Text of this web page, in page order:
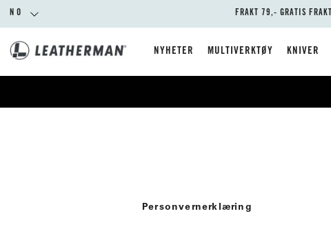
NO FRAKT 79,- GRATIS
NYHETER MULTIVERKTØY KNIVER
Personvernerklæring